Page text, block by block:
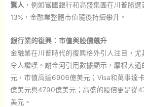
驚人 ，例如富國銀行和高盛集團在川普勝
13%，金融業整體市值隨後持續攀升。
銀行業的復興：市值與股價飆升
金融業在川普時代的復興格外引人注目，尤
令人讚嘆。謝金河引用數據顯示，摩根大
元，市值高達6906億美元；Visa和萬事達
億美元與4790億美元；高盛的股價更是從
美元。